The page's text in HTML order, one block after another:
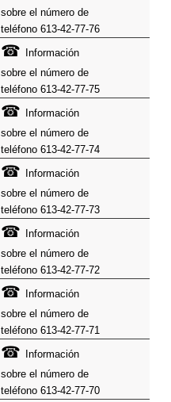
sobre el número de
teléfono 613-42-77-76
☎ Información
sobre el número de
teléfono 613-42-77-75
☎ Información
sobre el número de
teléfono 613-42-77-74
☎ Información
sobre el número de
teléfono 613-42-77-73
☎ Información
sobre el número de
teléfono 613-42-77-72
☎ Información
sobre el número de
teléfono 613-42-77-71
☎ Información
sobre el número de
teléfono 613-42-77-70